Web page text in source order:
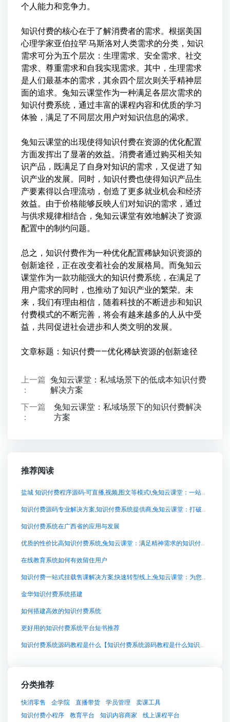
个人能力和竞争力。
知识付费的核心在于了解消费者的需求。根据美国
心理学家亚伯拉罕·马斯洛对人类需求的分类，知识
需求可分为五个层次：生理需求、安全需求、社交
需求、尊重需求和自我实现需求。其中，生理需求
是人们最基本的需求，其余四个层次则关乎精神层
面的追求。兔知云课堂作为一种满足各层次需求的
知识付费系统，通过丰富的课程内容和优质的学习
体验，满足了不同层次用户对知识信息的渴求。
兔知云课堂的出现使得知识付费在资源的优化配置
方面发挥出了显著的效益。消费者通过购买相关知
识产品，既满足了自身对知识的需求，又促进了知
识产业的发展。同时，知识付费也使得知识产品生
产要素得以合理流动，创造了更多就业机会和经济
效益。由于价格能够反映人们对知识的需求，通过
与供求规律相结合，兔知云课堂有效地解决了资源
配置中的制约问题。
总之，知识付费作为一种优化配置稀缺知识资源的
创新途径，正在改变着社会的发展格局。而兔知云
课堂作为一款功能强大的知识付费系统，在满足了
用户需求的同时，也推动了知识产业的繁荣。未
来，我们有理由相信，随着科技的不断进步和知识
付费模式的不断完善，将会有越来越多的人从中受
益，共同促进社会进步和人类文明的发展。
文章标题：知识付费——优化稀缺资源的创新途径
上一篇
：
兔知云课堂：私域场景下的低成本知识付费
解决方案
下一篇
：
兔知云课堂：私域场景下的知识付费解决
方案
推荐阅读
盐城 知识付费程序源码-可直播,视频,图文等模式!,兔知云课堂：一站式知识付费系统
知识付费源码专业解决方案,知识付费系统提供商,兔知云课堂：打破知识付费的界限，创造领先的自主学习平台
知识付费系统在广西省的应用与发展
优质的性价比高知识付费系统,兔知云课堂：满足精神需求的知识付费系统
在线教育系统如何有效留住用户
知识付费一站式挂载售课解决方案,快速转型线上,兔知云课堂：为您打造个性化知识付费平台
金华知识付费系统搭建
如何搭建高效的知识付费系统
更好用的知识付费系统平台短书推荐
知识付费系统源码教程是什么【知识付费系统源码教程是什么知识付费系统系统怎么制作，知识付费系统搭建使用教程】
分类推荐
快消零售 企学院 直播带货 学员管理
卖课工具
知识付费小程序
教育平台 知识内容商家
线上课程平台